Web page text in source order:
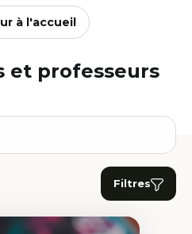
à l'accueil
et professeurs
Filtres